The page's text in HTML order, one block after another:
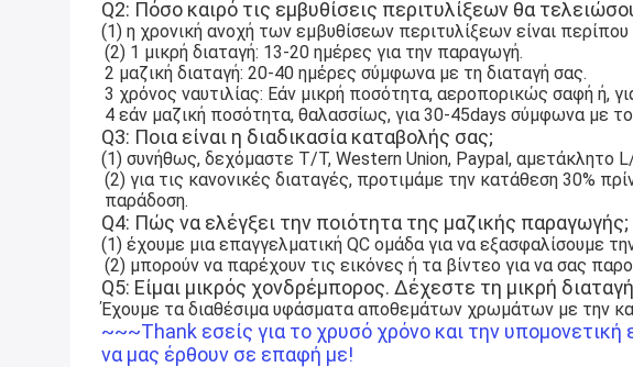
Q2: Πόσο καιρό τις εμβυθίσεις περιτυλίξεων θα
(1) η χρονική ανοχή των εμβυθίσεων περιτυλίξεων είναι
(2) 1 μικρή διαταγή: 13-20 ημέρες για την παραγωγή.
2 μαζική διαταγή: 20-40 ημέρες σύμφωνα με τη διαταγή σας.
3 χρόνος ναυτιλίας: Εάν μικρή ποσότητα, αεροπορικώς σαφή ή,
4 εάν μαζική ποσότητα, θαλασσίως, για 30-45days σύμφωνα με
Q3: Ποια είναι η διαδικασία καταβολής σας;
(1) συνήθως, δεχόμαστε T/T, Western Union, Paypal, αμετάκλητο
(2) για τις κανονικές διαταγές, προτιμάμε την κατάθεση 30%
παράδοση.
Q4: Πώς να ελέγξει την ποιότητα της μαζικής παραγωγής;
(1) έχουμε μια επαγγελματική QC ομάδα για να εξασφαλίσουμε
(2) μπορούν να παρέχουν τις εικόνες ή τα βίντεο για να σας
Q5: Είμαι μικρός χονδρέμπορος. Δέχεστε τη μικρή
Έχουμε τα διαθέσιμα υφάσματα αποθεμάτων χρωμάτων με την
~~~Thank εσείς για το χρυσό χρόνο και την
να μας έρθουν σε επαφή με!